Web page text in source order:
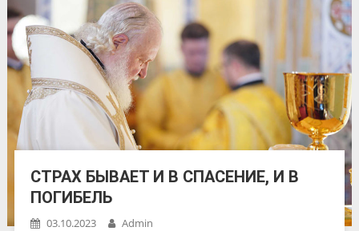
СТРАХ БЫВАЕТ И В СПАСЕНИЕ, И В
ПОГИБЕЛЬ
03.10.2023 Admin